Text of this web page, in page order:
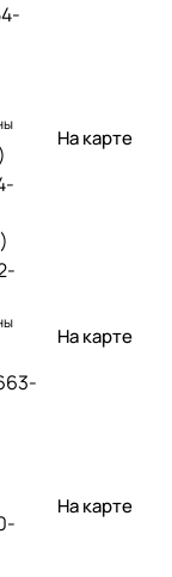
На карте
На карте
На карте